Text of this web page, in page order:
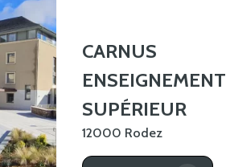
12000 Rodez
CARNUS
ENSEIGNEMENT
SUPÉRIEUR